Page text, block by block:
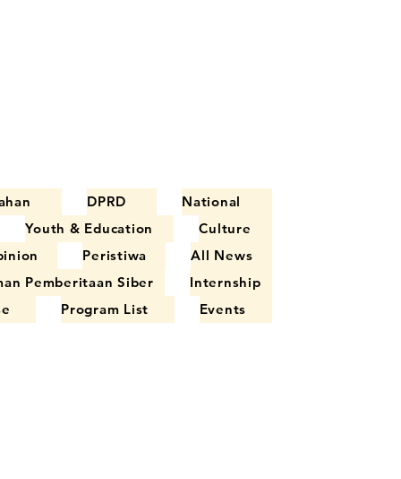
DPRD
National
Youth & Education
Culture
Peristiwa
All News
Pemberitaan Siber
Internship
Program List Events